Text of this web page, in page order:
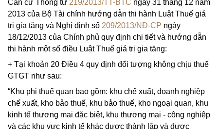
Căn cứ Thông tư 219/2013/TT-BTC ngày 31 tháng 12 năm
2013 của Bộ Tài chính hướng dẫn thi hành Luật Thuế giá
trị gia tăng và Nghị định số 209/2013/NĐ-CP ngày
18/12/2013 của Chính phủ quy định chi tiết và hướng dẫn
thi hành một số điều Luật Thuế giá trị gia tăng:
+ Tại khoản 20 Điều 4 quy định đối tượng không chịu thuế
GTGT như sau:
“Khu phi thuế quan bao gồm: khu chế xuất, doanh nghiệp
chế xuất, kho bảo thuế, khu bảo thuế, kho ngoại quan, khu
kinh tế thương mại đặc biệt, khu thương mại - công nghiệp
và các khu vực kinh tế khác được thành lập và được